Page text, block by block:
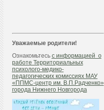
Уважаемые родители!
Ознакомьтесь с информацией о
работе Территориальных
психолого-медико-
педагогических комиссиях МАУ
«ППМС-центр им. В.П.Радченко»
города Нижнего Новгорода